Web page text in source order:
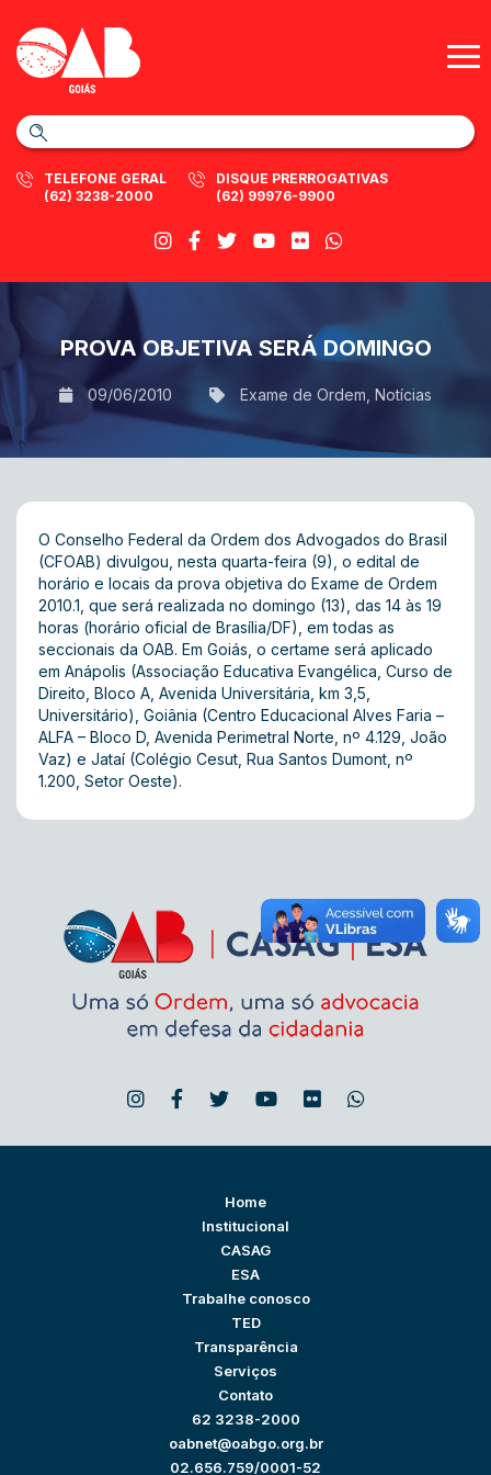
TELEFONE GERAL
(62) 3238-2000
DISQUE PRERROGATIVAS
(62) 99976-9900
PROVA OBJETIVA SERÁ DOMINGO
09/06/2010 Exame de Ordem Notícias
O Conselho Federal da Ordem dos Advogados do Brasil
(CFOAB) divulgou, nesta quarta-feira (9), o edital de
horário e locais da prova objetiva do Exame de Ordem
2010.1, que será realizada no domingo (13), das 14 às 19
horas (horário oficial de Brasília/DF), em todas as
seccionais da OAB. Em Goiás, o certame será aplicado
em Anápolis (Associação Educativa Evangélica, Curso de
Direito, Bloco A, Avenida Universitária, km 3,5,
Universitário), Goiânia (Centro Educacional Alves Faria –
ALFA – Bloco D, Avenida Perimetral Norte, nº 4.129, João
Vaz) e Jataí (Colégio Cesut, Rua Santos Dumont, nº
1.200, Setor Oeste).
Home
Institucional
CASAG
ESA
Trabalhe conosco
TED
Transparência
Serviços
Contato
62 3238-2000
oabnet@oabgo.org.br
02.656.759/0001-52